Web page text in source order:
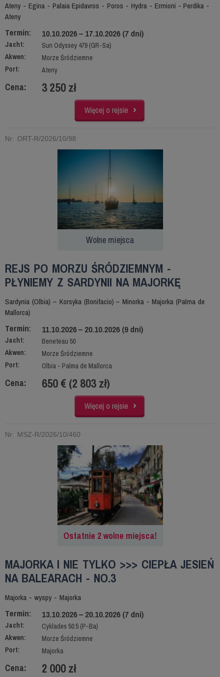
Ateny - Egina - Palaia Epidavros - Poros - Hydra - Ermioni - Perdika -
Ateny
Termin: 10.10.2026 – 17.10.2026 (7 dni)
Jacht:
Sun Odyssey 479 (GR-Sa)
Akwen:
Morze Śródziemne
Port:
Ateny
Cena: 3 250 zł
Więcej o rejsie
Nr: ORT-R/2026/10/98
Wolne miejsca
REJS PO MORZU ŚRÓDZIEMNYM -
PŁYNIEMY Z SARDYNII NA MAJORKĘ
Sardynia (Olbia) – Korsyka (Bonifacio) – Minorka - Majorka (Palma de
Mallorca)
Termin: 11.10.2026 – 20.10.2026 (9 dni)
Jacht:
Beneteau 50
Akwen:
Morze Śródziemne
Port:
Olbia - Palma de Mallorca
Cena: 650 € (2 803 zł)
Więcej o rejsie
Nr: MSZ-R/2026/10/460
Ostatnie 2 wolne miejsca!
MAJORKA I NIE TYLKO >>> CIEPŁA JESIEŃ
NA BALEARACH - NO.3
Majorka - wyspy - Majorka
Termin: 13.10.2026 – 20.10.2026 (7 dni)
Jacht:
Cyklades 50.5 (P-Ba)
Akwen:
Morze Śródziemne
Port:
Majorka
Cena: 2 000 zł